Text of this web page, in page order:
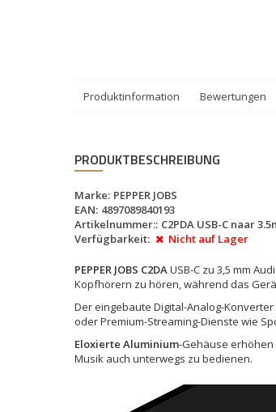
Produktinformation Bewertungen
PRODUKTBESCHREIBUNG
Marke: PEPPER JOBS
EAN: 4897089840193
Artikelnummer:: C2PDA USB-C naar
Verfügbarkeit:
Nicht auf Lager
PEPPER JOBS C2DAUSB-C zu 3,5 mm
Kopfhörern zu hören, während das
Der eingebaute Digital-Analog-Konverter
oder Premium-Streaming-Dienste wie
Eloxierte Aluminium-Gehäuse erhöhen
Musik auch unterwegs zu bedienen.